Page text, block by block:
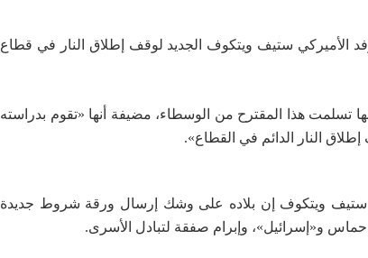
الأميركي ستيف ويتكوف الجديد لوقف إطلاق النار في قطاع
هذا المقترح من الوسطاء، مضيفة أنها «تقوم بدراسته
النار الدائم في القطاع».
ستيف ويتكوف إن بلاده على وشك إرسال ورقة شروط جديدة
و«إسرائيل»، وإبرام صفقة لتبادل الأسرى.